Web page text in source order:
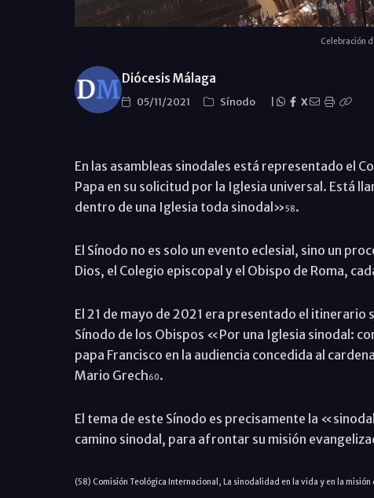
Celebración
Diócesis Málaga
05/11/2021 Sínodo X
En las asambleas sinodales está representado el
Papa en su solicitud por la Iglesia universal. Está
dentro de una Iglesia toda sinodal»58.
El Sínodo no es solo un evento eclesial, sino un
Dios, el Colegio episcopal y el Obispo de Roma,
El 21 de mayo de 2021 era presentado el itinerario
Sínodo de los Obispos «Por una Iglesia sinodal:
papa Francisco en la audiencia concedida al
Mario Grech60.
El tema de este Sínodo es precisamente la
camino sinodal, para afrontar su misión
(58) Comisión Teológica Internacional, La sinodalidad en la vida y en la